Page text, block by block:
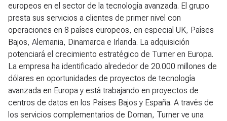
europeos en el sector de la tecnología avanzada. El grupo
presta sus servicios a clientes de primer nivel con
operaciones en 8 países europeos, en especial UK, Países
Bajos, Alemania, Dinamarca e Irlanda. La adquisición
potenciará el crecimiento estratégico de Turner en Europa.
La empresa ha identificado alrededor de 20.000 millones de
dólares en oportunidades de proyectos de tecnología
avanzada en Europa y está trabajando en proyectos de
centros de datos en los Países Bajos y España. A través de
los servicios complementarios de Dornan, Turner ve una